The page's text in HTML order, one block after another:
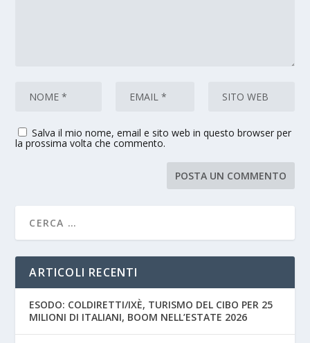
Salva il mio nome, email e sito web in questo browser per
la prossima volta che commento.
ARTICOLI RECENTI
ESODO: COLDIRETTI/IXÈ, TURISMO DEL CIBO PER 25
MILIONI DI ITALIANI, BOOM NELL’ESTATE 2026